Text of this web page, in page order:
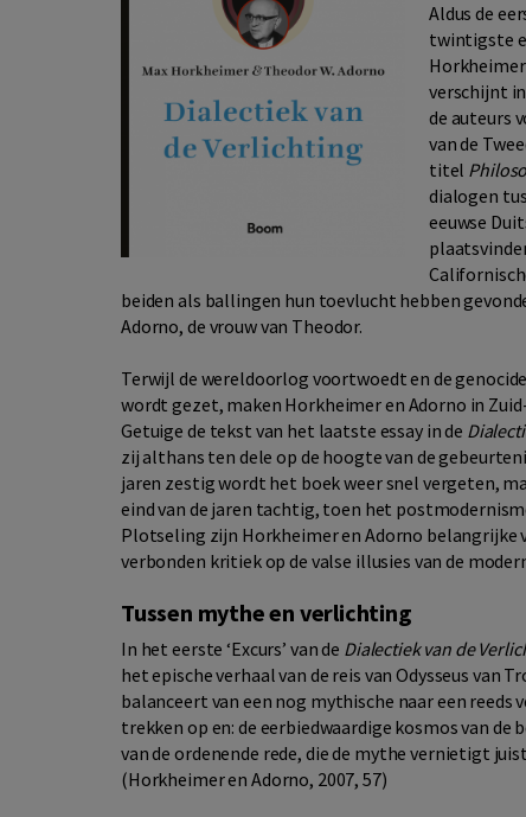
Aldus de
twintigste
verschijnt
de auteurs
van de
titel
dialogen
eeuwse
beiden als ballingen hun toevlucht hebben
Adorno, de vrouw van Theodor.
Terwijl de wereldoorlog voortwoedt en de
wordt gezet, maken Horkheimer en Adorno in
Getuige de tekst van het laatste essay in de
zij althans ten dele op de hoogte van de
jaren zestig wordt het boek weer snel vergeten,
eind van de jaren tachtig, toen het
Plotseling zijn Horkheimer en Adorno belangrijke
verbonden kritiek op de valse illusies van de
Tussen mythe en verlichting
In het eerste ‘Excurs’ van de Dialectiek van de
het epische verhaal van de reis van Odysseus van
balanceert van een nog mythische naar een
trekken op en: de eerbiedwaardige kosmos van
van de ordenende rede, die de mythe vernietigt
(Horkheimer en Adorno, 2007, 57)